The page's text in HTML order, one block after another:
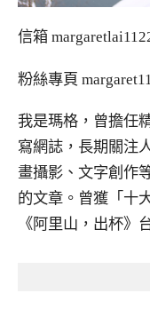
信箱
粉絲專頁
我是瑪格，曾擔任
寫網誌，長期關注
畫攝影、文字創作
的文章。曾獲「十
《阿里山，出杯》